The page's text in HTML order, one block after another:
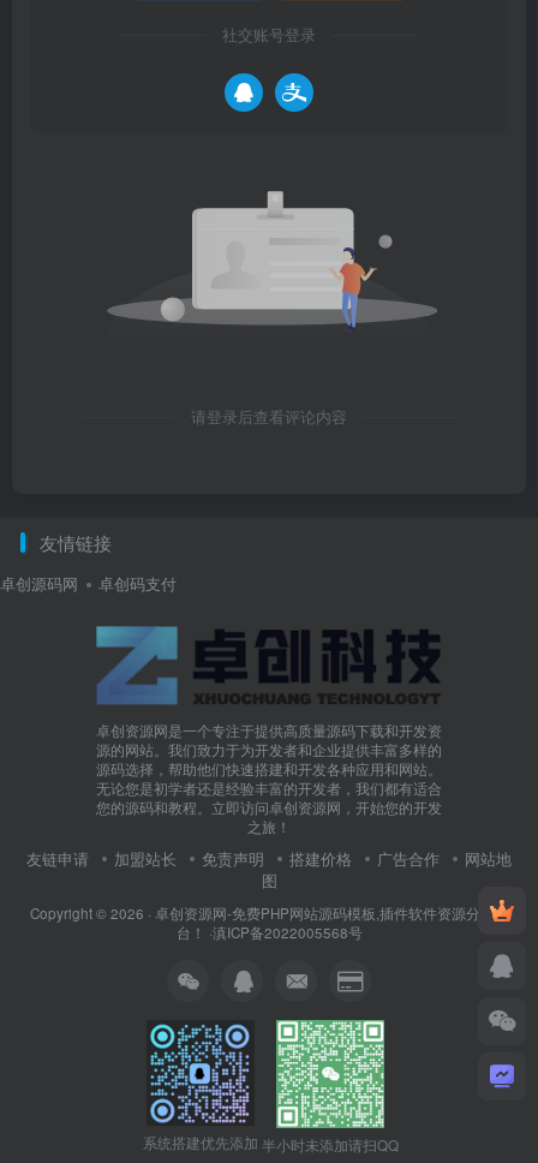
社交账号登录
请登录后查看评论内容
友情链接
卓创源码网 卓创码支付
卓创资源网是一个专注于提供高质量源码下载和开发资
源的网站。我们致力于为开发者和企业提供丰富多样的
源码选择，帮助他们快速搭建和开发各种应用和网站。
无论您是初学者还是经验丰富的开发者，我们都有适合
您的源码和教程。立即访问卓创资源网，开始您的开发
之旅！
友链申请 加盟站长 免责声明 搭建价格 广告合作
网站地
图
Copyright © 2026 · 卓创资源网-免费PHP网站源码模板,插件软件资源分享平
台！ ·滇ICP备2022005568号
系统搭建优先添加 半小时未添加请扫QQ